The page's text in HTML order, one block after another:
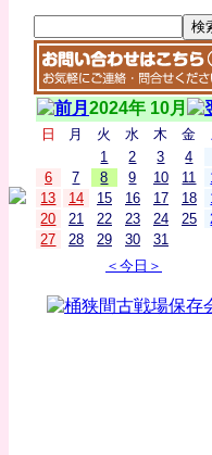
2024年 10月
日 月 火 水 木 金
1
2 3 4
6
7 8 9 10 11
13
14 15 16 17 18
20
21 22 23 24 25
27
28 29 30
31
＜今日＞